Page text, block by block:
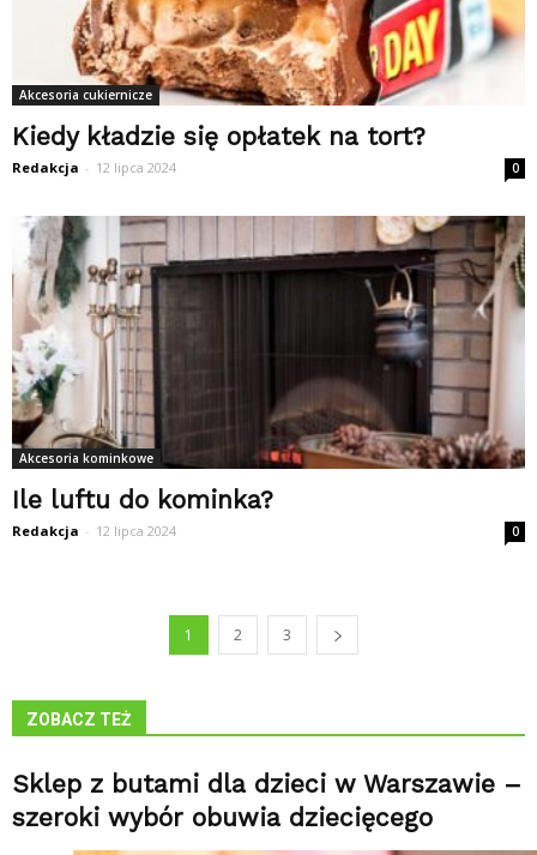
Akcesoria cukiernicze
Kiedy kładzie się opłatek na tort?
Redakcja - 12 lipca 2024 0
Akcesoria kominkowe
Ile luftu do kominka?
Redakcja - 12 lipca 2024 0
1 2 3
ZOBACZ TEŻ
Sklep z butami dla dzieci w Warszawie –
szeroki wybór obuwia dziecięcego